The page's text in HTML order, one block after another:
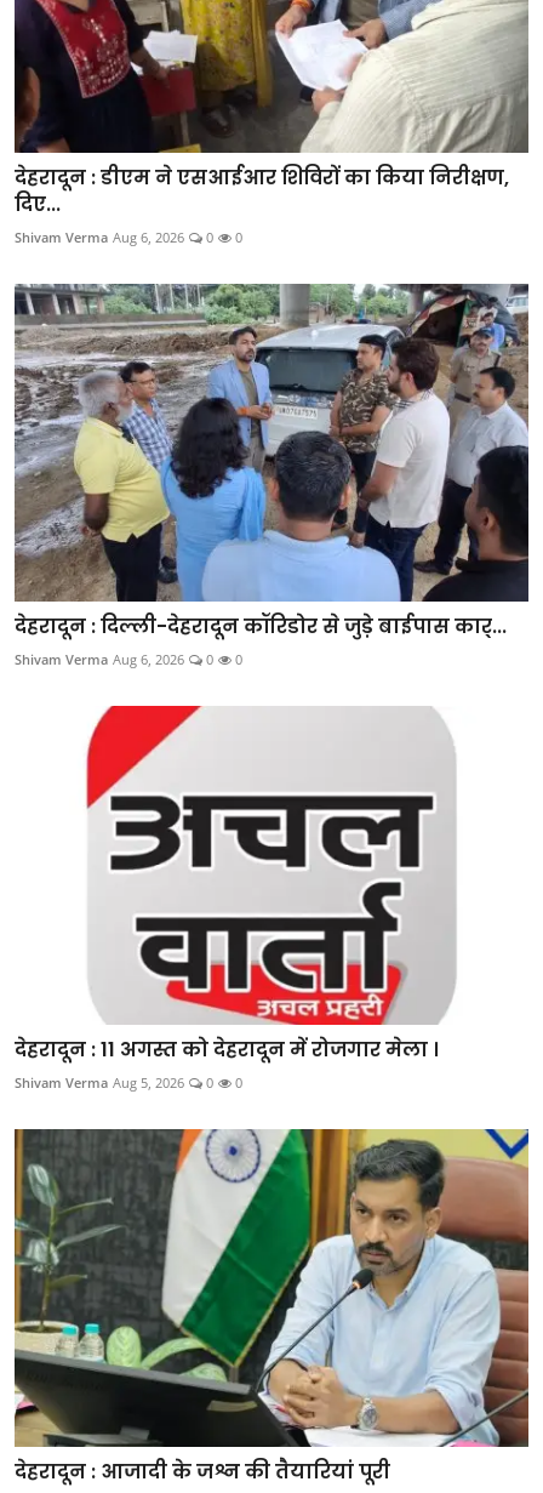
देहरादून : डीएम ने एसआईआर शिविरों का किया निरीक्षण,
दिए...
Shivam Verma Aug 6, 2026 0 0
देहरादून : दिल्ली-देहरादून कॉरिडोर से जुड़े बाईपास कार्...
Shivam Verma Aug 6, 2026 0 0
देहरादून : 11 अगस्त को देहरादून में रोजगार मेला ।
Shivam Verma Aug 5, 2026 0 0
देहरादून : आजादी के जश्न की तैयारियां पूरी